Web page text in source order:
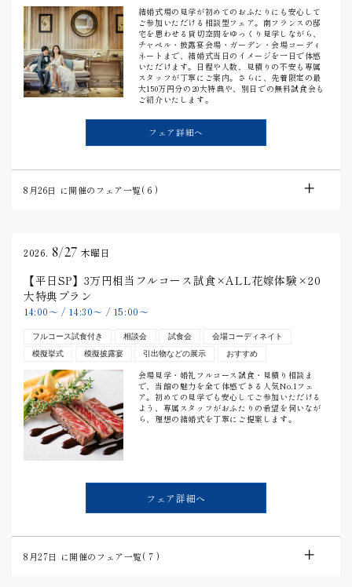
結婚式場の見学が初めてのおふたりにも安心して
ご参加いただける相談型フェア。南フランスの邸
宅を思わせる貸切空間をゆっくり見学しながら、
チャペル・披露宴会場・ガーデン・会場コーディ
ネートまで、結婚式当日のイメージを一日で体感
いただけます。日程や人数、見積りの不安も専属
スタッフが丁寧にご案内。さらに、先着限定の最
大150万円分の20大特典や、別日での無料試食会も
ご紹介いたします。
フェア詳細へ
8月26日 に開催のフェア一覧(6 )
2026. 8/27 木曜日
【平日SP】3万円相当フルコース試食×ALL花嫁体験×20
大特典プラン
14:00〜 / 14:30〜 / 15:00〜
フルコース試食付き 相談会 試食会
会場コーディネイト
模擬挙式
模擬披露宴 引出物などの展示 おすすめ
会場見学・婚礼フルコース試食・見積り相談ま
で、当館の魅力を全て体感できる人気No.1フェ
ア。初めての見学でも安心してご参加いただける
よう、専属スタッフがおふたりの希望を伺いなが
ら、理想の結婚式を丁寧にご提案します。
フェア詳細へ
8月27日 に開催のフェア一覧(7 )